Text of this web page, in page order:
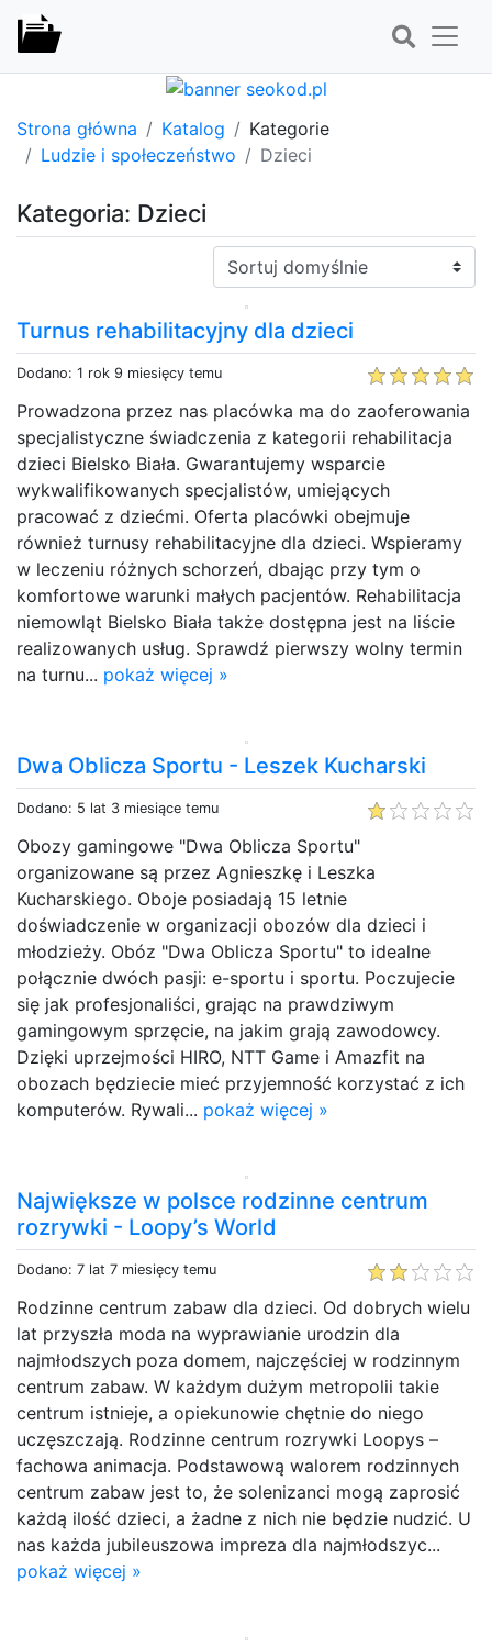
Strona główna Katalog
Kategorie
Ludzie i społeczeństwo
Dzieci
Kategoria: Dzieci
Sortuj:
Turnus rehabilitacyjny dla dzieci
Dodano: 1 rok 9 miesięcy temu
Prowadzona przez nas placówka ma do zaoferowania
specjalistyczne świadczenia z kategorii rehabilitacja
dzieci Bielsko Biała. Gwarantujemy wsparcie
wykwalifikowanych specjalistów, umiejących
pracować z dziećmi. Oferta placówki obejmuje
również turnusy rehabilitacyjne dla dzieci. Wspieramy
w leczeniu różnych schorzeń, dbając przy tym o
komfortowe warunki małych pacjentów. Rehabilitacja
niemowląt Bielsko Biała także dostępna jest na liście
realizowanych usług. Sprawdź pierwszy wolny termin
na turnu... pokaż więcej »
Dwa Oblicza Sportu - Leszek Kucharski
Dodano: 5 lat 3 miesiące temu
Obozy gamingowe "Dwa Oblicza Sportu"
organizowane są przez Agnieszkę i Leszka
Kucharskiego. Oboje posiadają 15 letnie
doświadczenie w organizacji obozów dla dzieci i
młodzieży. Obóz "Dwa Oblicza Sportu" to idealne
połącznie dwóch pasji: e-sportu i sportu. Poczujecie
się jak profesjonaliści, grając na prawdziwym
gamingowym sprzęcie, na jakim grają zawodowcy.
Dzięki uprzejmości HIRO, NTT Game i Amazfit na
obozach będziecie mieć przyjemność korzystać z ich
komputerów. Rywali... pokaż więcej »
Największe w polsce rodzinne centrum
rozrywki - Loopy’s World
Dodano: 7 lat 7 miesięcy temu
Rodzinne centrum zabaw dla dzieci. Od dobrych wielu
lat przyszła moda na wyprawianie urodzin dla
najmłodszych poza domem, najczęściej w rodzinnym
centrum zabaw. W każdym dużym metropolii takie
centrum istnieje, a opiekunowie chętnie do niego
uczęszczają. Rodzinne centrum rozrywki Loopys –
fachowa animacja. Podstawową walorem rodzinnych
centrum zabaw jest to, że solenizanci mogą zaprosić
każdą ilość dzieci, a żadne z nich nie będzie nudzić. U
nas każda jubileuszowa impreza dla najmłodszyc...
pokaż więcej »